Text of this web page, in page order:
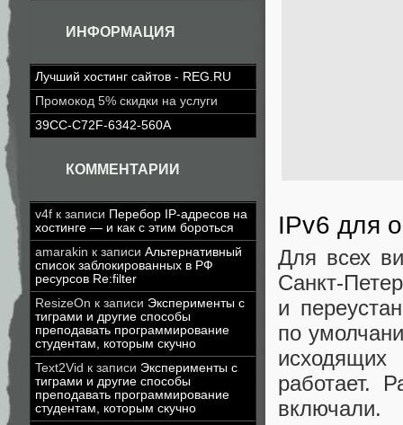
ИНФОРМАЦИЯ
Лучший хостинг сайтов - REG.RU
Промокод 5% скидки на услуги
39CC-C72F-6342-560A
КОММЕНТАРИИ
v4f к записи Перебор IP-адресов на
хостинге — и как с этим бороться
amarakin к записи Альтернативный
список заблокированных в РФ
ресурсов Re:filter
ResizeOn к записи Эксперименты с
тиграми и другие способы
преподавать программирование
студентам, которым скучно
Text2Vid к записи Эксперименты с
тиграми и другие способы
преподавать программирование
студентам, которым скучно
IPv6 для
Для всех
Санкт-
и
по
работает.
включали.